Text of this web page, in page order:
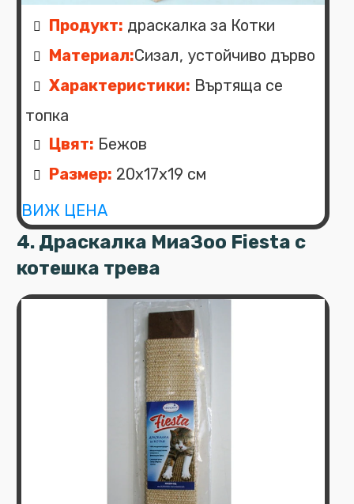
Продукт: драскалка за Котки
Материал:Сизал, устойчиво дърво
Характеристики: Въртяща се
топка
Цвят: Бежов
Размер: 20x17x19 см
ВИЖ ЦЕНА
4. Драскалка МиаЗоо Fiesta с
котешка трева